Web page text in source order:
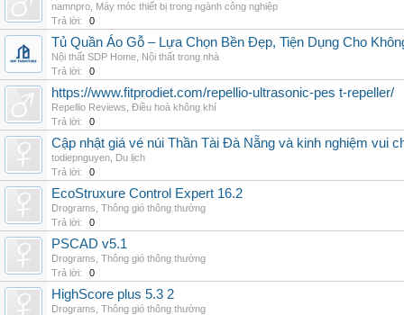
namnpro Máy móc thiết bị trong ngành công nghiệp
Trả lời:
0
Tủ Quần Áo Gỗ – Lựa Chọn Bền Đẹp, Tiện Dụng Cho
Nội thất SDP Home Nội thất trong nhà
Trả lời:
0
https://www.fitprodiet.com/repellio-ultrasonic-pes t-repeller/
Repellio Reviews Điều hoà không khí
Trả lời:
0
Cập nhật giá vé núi Thần Tài Đà Nẵng và kinh nghiệm vui
todiepnguyen Du lịch
Trả lời:
0
EcoStruxure Control Expert 16.2
Drograms Thông gió thông thường
Trả lời:
0
PSCAD v5.1
Drograms Thông gió thông thường
Trả lời:
0
HighScore plus 5.3 2
Drograms Thông gió thông thường